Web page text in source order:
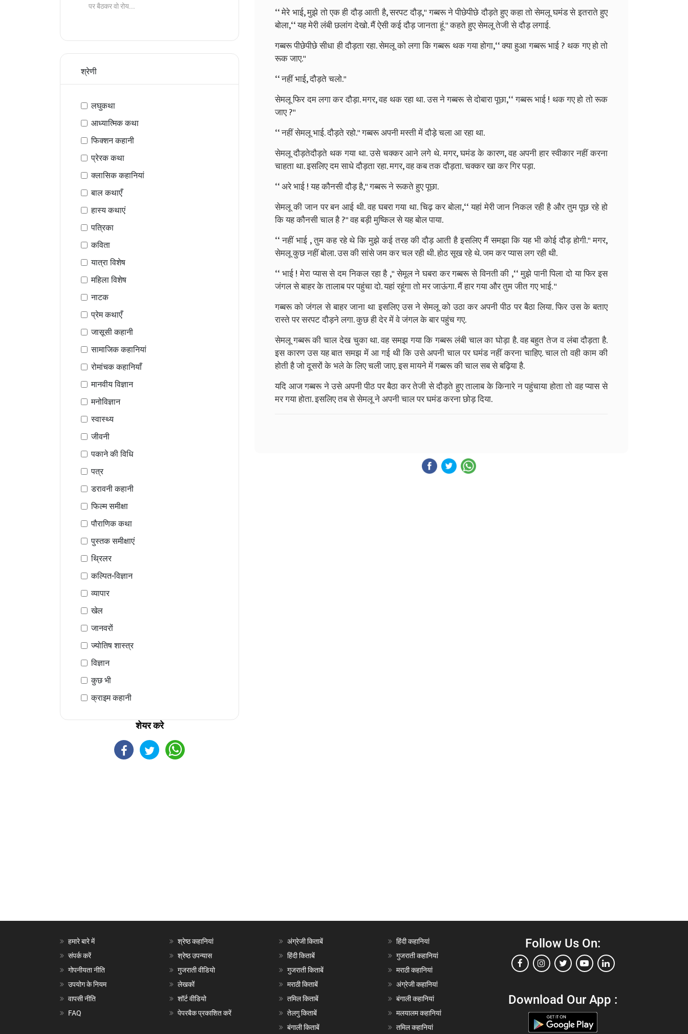
पर बैठकर वो रोय...
श्रेणी
लघुकथा
आध्यात्मिक कथा
फिक्शन कहानी
प्रेरक कथा
क्लासिक कहानियां
बाल कथाएँ
हास्य कथाएं
पत्रिका
कविता
यात्रा विशेष
महिला विशेष
नाटक
प्रेम कथाएँ
जासूसी कहानी
सामाजिक कहानियां
रोमांचक कहानियाँ
मानवीय विज्ञान
मनोविज्ञान
स्वास्थ्य
जीवनी
पकाने की विधि
पत्र
डरावनी कहानी
फिल्म समीक्षा
पौराणिक कथा
पुस्तक समीक्षाएं
थ्रिलर
कल्पित-विज्ञान
व्यापार
खेल
जानवरों
ज्योतिष शास्त्र
विज्ञान
कुछ भी
क्राइम कहानी
शेयर करे
‘‘ मेरे भाई, मुझे तो एक ही दौड़ आती है, सरपट दौड़,'' गब्बरू ने पीछेपीछे दौड़ते हुए कहा तो सेमलू घमंड से इतराते हुए
बोला,‘‘ यह मेरी लंबी छलांग देखो. मैं ऐसी कई दौड़ जानता हूं.'' कहते हुए सेमलू तेजी से दौड़ लगाई.
गब्बरू पीछेपीछे सीधा ही दौड़ता रहा. सेमलू को लगा कि गब्बरू थक गया होगा,‘‘ क्या हुआ गब्बरू भाई ? थक गए हो तो
रूक जाए.''
‘‘ नहीं भाई, दौड़ते चलो.''
सेमलू फिर दम लगा कर दौड़ा. मगर, वह थक रहा था. उस ने गब्बरू से दोबारा पूछा,‘‘ गब्बरू भाई ! थक गए हो तो रूक
जाए ?''
‘‘ नहीं सेमलू भाई. दौड़ते रहो.'' गब्बरू अपनी मस्ती में दौड़े चला आ रहा था.
सेमलू दौड़तेदौड़ते थक गया था. उसे चक्कर आने लगे थे. मगर, घमंड के कारण, वह अपनी हार स्वीकार नहीं करना
चाहता था. इसलिए दम साधे दौड़ता रहा. मगर, वह कब तक दौड़ता. चक्कर खा कर गिर पड़ा.
‘‘ अरे भाई ! यह कौनसी दौड़ है,'' गब्बरू ने रूकते हुए पूछा.
सेमलू की जान पर बन आई थी. वह घबरा गया था. चिढ़ कर बोला,‘‘ यहां मेरी जान निकल रही है और तुम पूछ रहे हो
कि यह कौनसी चाल है ?'' वह बड़ी मुष्किल से यह बोल पाया.
‘‘ नहीं भाई , तुम कह रहे थे कि मुझे कई तरह की दौड़ आती है इसलिए मैं समझा कि यह भी कोई दौड़ होगी.'' मगर,
सेमलू कुछ नहीं बोला. उस की सांसे जम कर चल रही थी. होठ सूख रहे थे. जम कर प्यास लग रही थी.
‘‘ भाई ! मेरा प्यास से दम निकल रहा है ,'' सेमूल ने घबरा कर गब्बरू से विनती की ,‘‘ मुझे पानी पिला दो या फिर इस
जंगल से बाहर के तालाब पर पहुंचा दो. यहां रहूंगा तो मर जाऊंगा. मैं हार गया और तुम जीत गए भाई. ''
गब्बरू को जंगल से बाहर जाना था इसलिए उस ने सेमलू को उठा कर अपनी पीठ पर बैठा लिया. फिर उस के बताए
रास्ते पर सरपट दौड़ने लगा. कुछ ही देर में वे जंगल के बार पहुंच गए.
सेमलू गब्बरू की चाल देख चुका था. वह समझ गया कि गब्बरू लंबी चाल का घोड़ा है. वह बहुत तेज व लंबा दौड़ता है.
इस कारण उस यह बात समझ में आ गई थी कि उसे अपनी चाल पर घमंड नहीं करना चाहिए. चाल तो वही काम की
होती है जो दूसरों के भले के लिए चली जाए. इस मायने में गब्बरू की चाल सब से बढ़िया है.
यदि आज गब्बरू ने उसे अपनी पीठ पर बैठा कर तेजी से दौड़ते हुए तालाब के किनारे न पहुंचाया होता तो वह प्यास से
मर गया होता. इसलिए तब से सेमलू ने अपनी चाल पर घमंड करना छोड़ दिया.
हमारे बारे में
संपर्क करें
गोपनीयता नीति
उपयोग के नियम
वापसी नीति
FAQ
श्रेष्ठ कहानियां
श्रेष्ठ उपन्यास
गुजराती वीडियो
लेखकों
शॉर्ट वीडियो
पेपरबैक प्रकाशित करें
अंग्रेजी किताबें
हिंदी किताबें
गुजराती किताबें
मराठी किताबें
तमिल किताबें
तेलगु किताबें
बंगाली किताबें
हिंदी कहानियां
गुजराती कहानियां
मराठी कहानियां
अंग्रेजी कहानियां
बंगाली कहानियां
मलयालम कहानियां
तमिल कहानियां
Follow Us On:
Download Our App :